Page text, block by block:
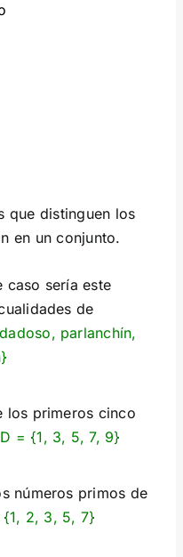
que distinguen los
en un conjunto.
caso sería este
de
parlanchín,
los primeros cinco
D = {1, 3, 5, 7, 9}
números primos de
{1, 2, 3, 5, 7}